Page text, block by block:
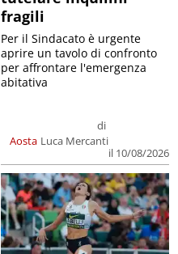
fragili
Aosta
di
Luca Mercanti
il 10/08/2026
Per il Sindacato è urgente
aprire un tavolo di confronto
per affrontare l'emergenza
abitativa